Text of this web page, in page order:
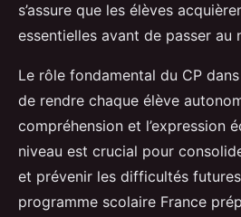
s’assure que les élèves
essentielles avant de passer au
Le rôle fondamental du CP
de rendre chaque élève
compréhension et l’expression
niveau est crucial pour
et prévenir les difficultés
programme scolaire France